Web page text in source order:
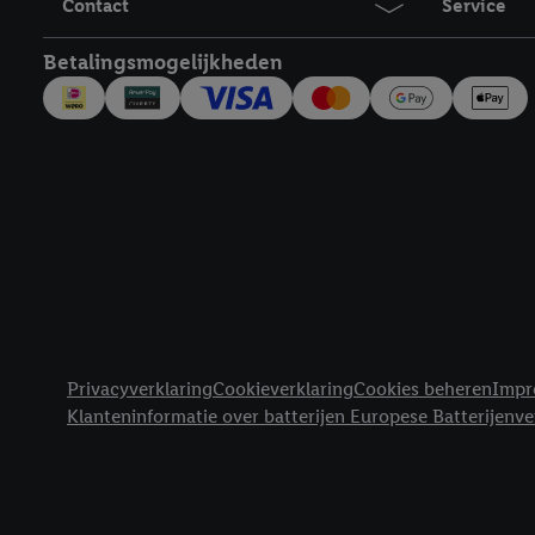
Contact Service
Betalingsmogelijkheden
PrivacyverklaringCookieverklaringCookies beheren
Klanteninformatie over batterijen Europese